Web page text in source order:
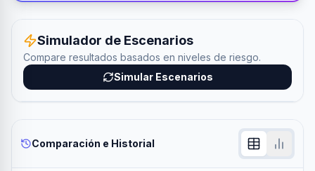
Simulador de Escenarios
Compare resultados basados en niveles de riesgo.
Simular Escenarios
Comparación e Historial